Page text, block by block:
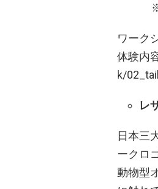
※空
ワーク
体験内
k/
レ
日本三
ークロ
動物型